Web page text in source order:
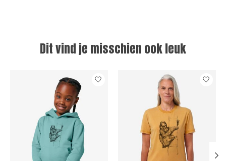
Dit vind je misschien ook leuk
Items van productcarrousel